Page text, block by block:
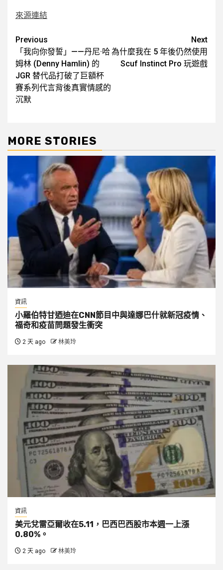
來源連結
Post
navigation
Previous
「我向你發誓」——丹尼·哈
姆林 (Denny Hamlin) 的
JGR 替代品打破了巨額杯
賽系列代言背後真實情感的
沉默
Next
為什麼我在 5 年後仍然使用
Scuf Instinct Pro 玩遊戲
MORE STORIES
資訊
小羅伯特甘迺迪在CNN節目中與達娜巴什就新冠疫情、
福奇和疫苗問題發生衝突
2 天 ago 林美玲
資訊
美元兌雷亞爾收在5.11，巴西巴西股市本週一上漲
0.80%。
2 天 ago 林美玲